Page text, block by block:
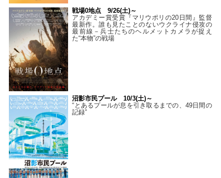
戦場0地点 9/26(土)～
アカデミー賞受賞『マリウポリの20日間』監督
最新作。誰も見たことのないウクライナ侵攻の
最前線－兵士たちのヘルメットカメラが捉え
た“本物”の戦場
沼影市民プール 10/3(土)～
“とあるプールが息を引き取るまでの、49日間の
記録”